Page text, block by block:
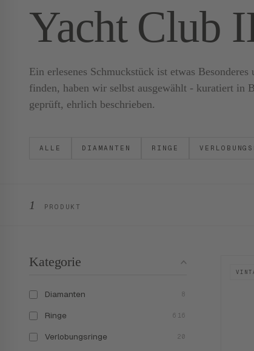
Yacht Club
Ein erlesenes Schmuckstück ist etwas
finden, haben wir selbst ausgewählt - kuratiert in
geprüft, ehrlich beschrieben.
ALLE DIAMANTEN RINGE
1 PRODUKT
Kategorie
Diamanten 8
Ringe 616
Verlobungsringe 20